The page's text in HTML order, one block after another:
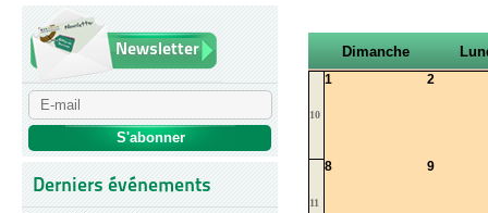
Newsletter
Derniers événements
Dimanche
10
1 2
11
8 9